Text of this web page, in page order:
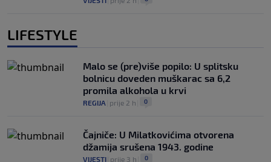
LIFESTYLE
Malo se (pre)više popilo: U splitsku
bolnicu doveden muškarac sa 6,2
promila alkohola u krvi
REGIJA prije 2 h 0
Čajniče: U Milatkovićima otvorena
džamija srušena 1943. godine
VIJESTI prije 3 h 0